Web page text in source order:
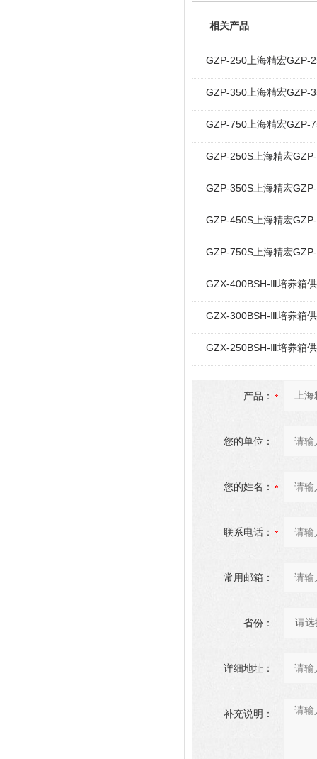
相关产品
GZP-250上海精宏GZP-
GZP-350上海精宏GZP-
GZP-750上海精宏GZP-
GZP-250S上海精宏
GZP-350S上海精宏
GZP-450S上海精宏
GZP-750S上海精宏
GZX-400BSH-Ⅲ培养箱
GZX-300BSH-Ⅲ培养箱
GZX-250BSH-Ⅲ培养箱
产品：
您的单位：
您的姓名：
联系电话：
常用邮箱：
省份：
详细地址：
补充说明：